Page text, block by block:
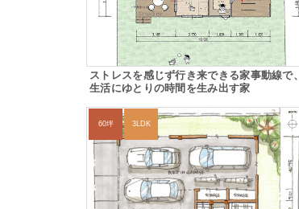
ストレスを感じず行き来できる家事動線で、
生活にゆとりの時間を生み出す家
60坪 3LDK